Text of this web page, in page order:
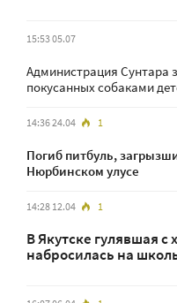
15:53 05.07
Администрация Сунтара
покусанных собаками
14:36 24.04 1
Погиб питбуль,
Нюрбинском улусе
14:28 12.04 1
В Якутске гулявшая с
набросилась на